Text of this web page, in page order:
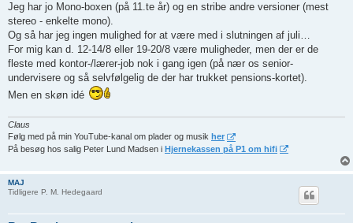
æ
g
Jeg har jo Mono-boxen (på 11.te år) og en stribe andre versioner (mest
stereo - enkelte mono).
Og så har jeg ingen mulighed for at være med i slutningen af juli…
For mig kan d. 12-14/8 eller 19-20/8 være muligheder, men der er de
fleste med kontor-/lærer-job nok i gang igen (på nær os senior-
undervisere og så selvfølgelig de der har trukket pensions-kortet).
Men en skøn idé
Claus
Følg med på min YouTube-kanal om plader og musik her
På besøg hos salig Peter Lund Madsen i Hjernekassen på P1 om hifi
MAJ
Tidligere P. M. Hedegaard